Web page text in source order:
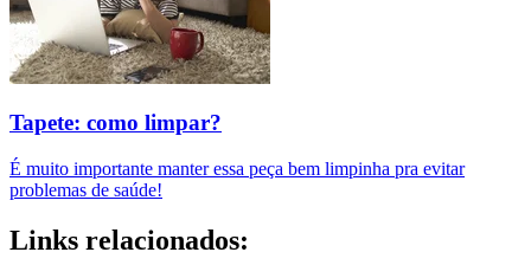
Tapete: como limpar?
É muito importante manter essa peça bem limpinha pra evitar
problemas de saúde!
Links relacionados: